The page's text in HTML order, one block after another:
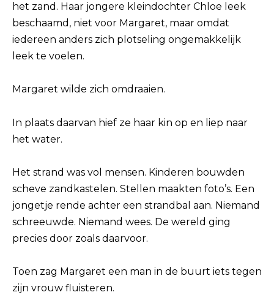
het zand. Haar jongere kleindochter Chloe leek
beschaamd, niet voor Margaret, maar omdat
iedereen anders zich plotseling ongemakkelijk
leek te voelen.
Margaret wilde zich omdraaien.
In plaats daarvan hief ze haar kin op en liep naar
het water.
Het strand was vol mensen. Kinderen bouwden
scheve zandkastelen. Stellen maakten foto’s. Een
jongetje rende achter een strandbal aan. Niemand
schreeuwde. Niemand wees. De wereld ging
precies door zoals daarvoor.
Toen zag Margaret een man in de buurt iets tegen
zijn vrouw fluisteren.